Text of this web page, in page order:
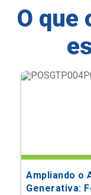
O que
Ampliando o
Generativa: